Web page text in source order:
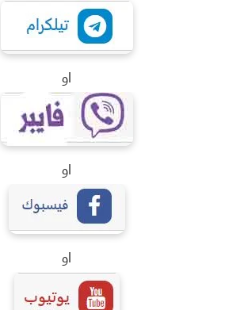
او
او
او